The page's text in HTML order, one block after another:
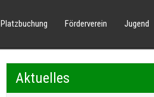
Platzbuchung Förderverein Jugend
Aktuelles